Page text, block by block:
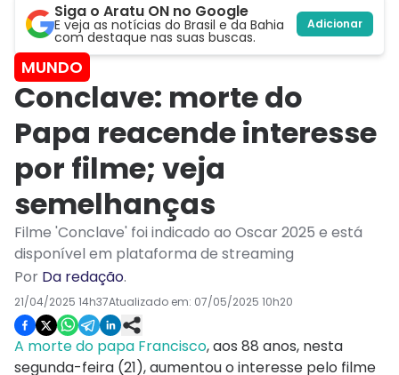
Siga o Aratu ON no Google
E veja as notícias do Brasil e da Bahia
com destaque nas suas buscas.
Adicionar
MUNDO
Conclave: morte do
Papa reacende interesse
por filme; veja
semelhanças
Filme 'Conclave' foi indicado ao Oscar 2025 e está
disponível em plataforma de streaming
Por Da redação.
21/04/2025 14h37Atualizado em: 07/05/2025 10h20
A morte do papa Francisco, aos 88 anos, nesta
segunda-feira (21), aumentou o interesse pelo filme